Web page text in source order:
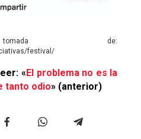
de:
festival/
«El problema no es la
tanto odio» (anterior)